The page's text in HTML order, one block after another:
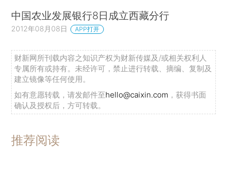
中国农业发展银行8日成立西藏分行
2012年08月08日 APP打开
财新网所刊载内容之知识产权为财新传媒及/或相关权利人
专属所有或持有。未经许可，禁止进行转载、摘编、复制及
建立镜像等任何使用。
如有意愿转载，请发邮件至hello@caixin.com ，获得书面
确认及授权后，方可转载。
推荐阅读